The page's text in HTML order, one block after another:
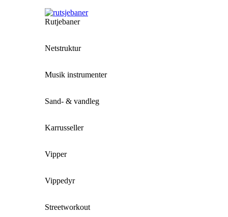
Rutjebaner
Netstruktur
Musik instrumenter
Sand- & vandleg
Karrusseller
Vipper
Vippedyr
Streetworkout